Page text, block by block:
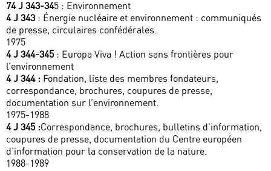
74 J 343-345 : Environnement
4 J 343 : Énergie nucléaire et environnement : communiqués
de presse, circulaires confédérales.
1975
4 J 344-345 : Europa Viva ! Action sans frontières pour
l’environnement
4 J 344 : Fondation, liste des membres fondateurs,
correspondance, brochures, coupures de presse,
documentation sur l’environnement.
1975-1988
4 J 345 :Correspondance, brochures, bulletins d’information,
coupures de presse, documentation du Centre européen
d’information pour la conservation de la nature.
1988-1989